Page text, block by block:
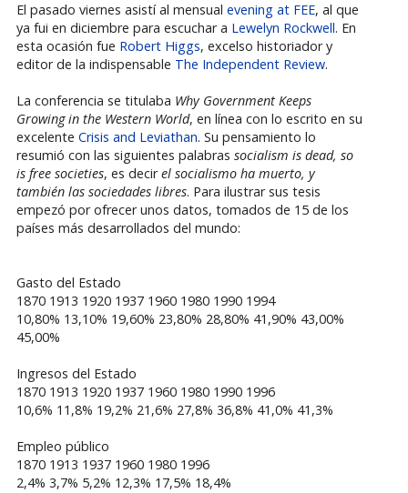
El pasado viernes asistí al mensual evening at FEE, al que
ya fui en diciembre para escuchar a Lewelyn Rockwell. En
esta ocasión fue Robert Higgs, excelso historiador y
editor de la indispensable The Independent Review.
La conferencia se titulaba Why Government Keeps
Growing in the Western World, en línea con lo escrito en su
excelente Crisis and Leviathan. Su pensamiento lo
resumió con las siguientes palabras socialism is dead, so
is free societies, es decirel socialismo ha muerto, y
también las sociedades libres. Para ilustrar sus tesis
empezó por ofrecer unos datos, tomados de 15 de los
países más desarrollados del mundo:
Gasto del Estado
1870 1913 1920 1937 1960 1980 1990 1994
10,80% 13,10% 19,60% 23,80% 28,80% 41,90% 43,00%
45,00%
Ingresos del Estado
1870 1913 1920 1937 1960 1980 1990 1996
10,6% 11,8% 19,2% 21,6% 27,8% 36,8% 41,0% 41,3%
Empleo público
1870 1913 1937 1960 1980 1996
2,4% 3,7% 5,2% 12,3% 17,5% 18,4%